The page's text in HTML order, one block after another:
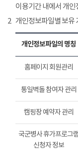
이용기간 내에서 개
2 개인정보파일별 보유
개인정보파일의 명칭
홈페이지 회원관리
통일벽돌 참여자 관리
캠핑장 예약자 관리
국군병사 휴가프로그램
신청자 정보